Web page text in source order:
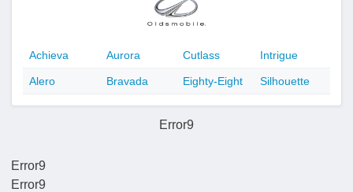
Error9
Achieva
Alero
Aurora
Bravada
Cutlass
Eighty-Eight
Intrigue
Silhouette
Error9
Error9